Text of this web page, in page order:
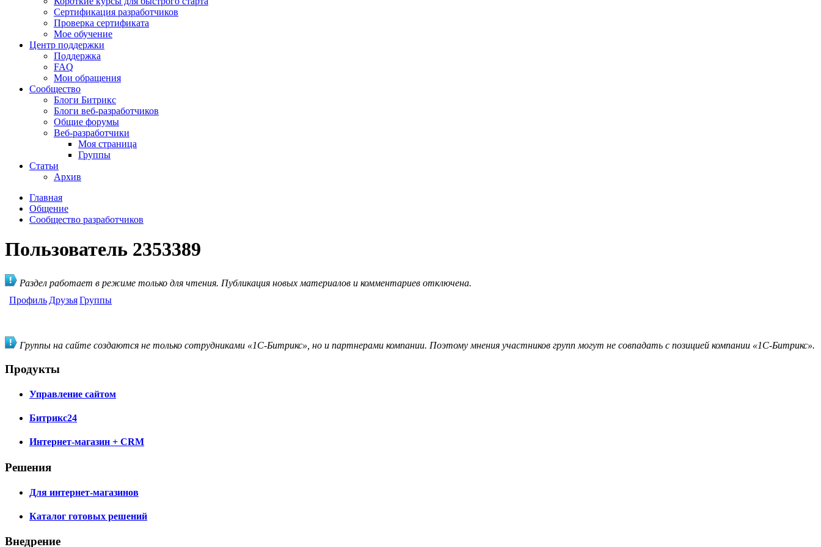
Сертификация разработчиков
Проверка сертификата
Мое обучение
Центр поддержки
Поддержка
FAQ
Мои обращения
Сообщество
Блоги Битрикс
Блоги веб-разработчиков
Общие форумы
Веб-разработчики
Моя страница
Группы
Статьи
Архив
Главная
Общение
Сообщество разработчиков
Пользователь 2353389
Раздел работает в режиме только для чтения. Публикация новых материалов и комментариев отключена.
Профиль ДрузьяГруппы
Группы на сайте создаются не только сотрудниками «1С-Битрикс», но и партнерами компании. Поэтому мнения участников групп могут не совпадать с позицией компании «1С-Битрикс».
Продукты
Управление сайтом
Битрикс24
Интернет-магазин + CRM
Решения
Для интернет-магазинов
Каталог готовых решений
Внедрение